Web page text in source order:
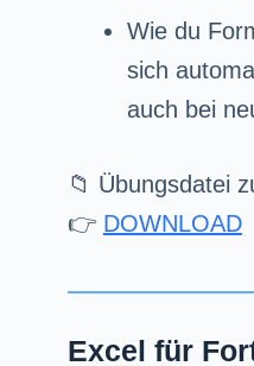
Wie du
sich
auch bei
📁 Übungsdatei
👉 DOWNLOAD
Excel für